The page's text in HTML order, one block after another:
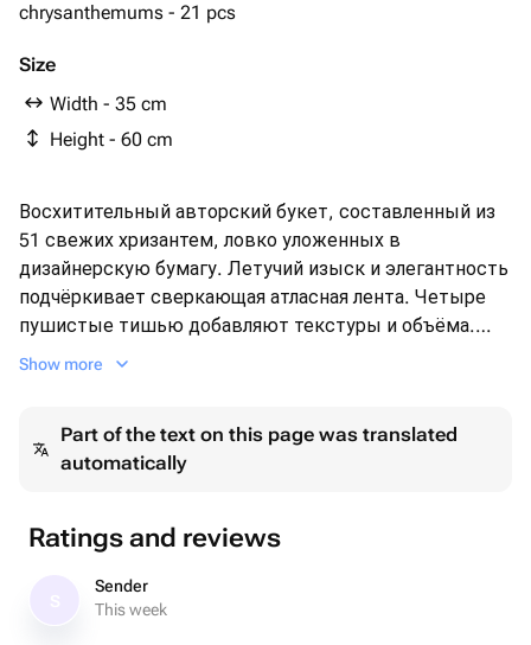
chrysanthemums - 21 pcs
Size
Width - 35 cm
Height - 60 cm
Восхитительный авторский букет, составленный из
51 свежих хризантем, ловко уложенных в
дизайнерскую бумагу. Летучий изыск и элегантность
подчёркивает сверкающая атласная лента. Четыре
пушистые тишью добавляют текстуры и объёма.
Этот букет - воплощение стиля и грации, способно
композицией!
Show more
Part of the text on this page was translated
automatically
Ratings and reviews
Sender
This week